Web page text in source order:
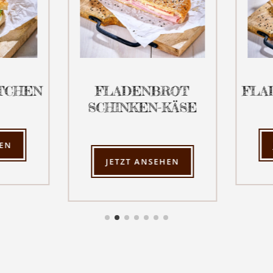
FLADENBROT
SCHINKEN-KÄSE
JETZT ANSEHEN
JETZT